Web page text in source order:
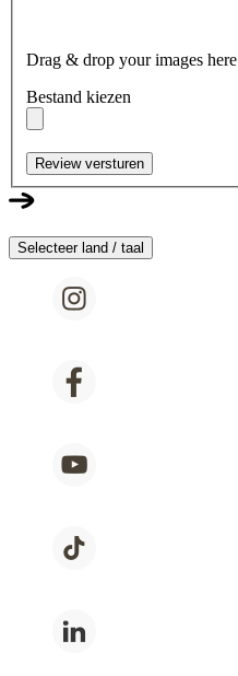
Drag & drop your images here
Bestand kiezen
Review versturen
Selecteer land / taal